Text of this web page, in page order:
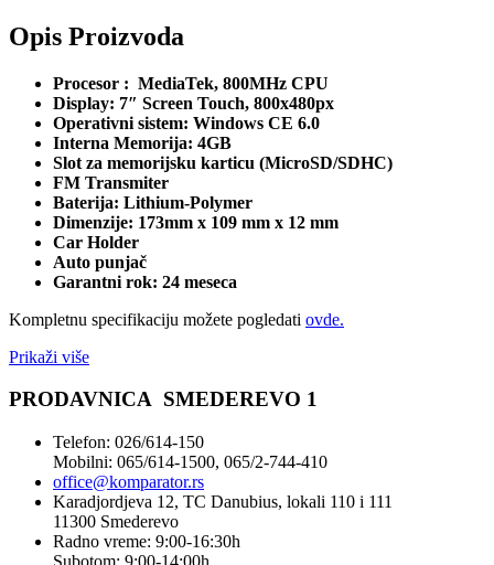
Opis Proizvoda
Procesor : MediaTek, 800MHz CPU
Display: 7″ Screen Touch, 800x480px
Operativni sistem: Windows CE 6.0
Interna Memorija: 4GB
Slot za memorijsku karticu (MicroSD/SDHC)
FM Transmiter
Baterija: Lithium-Polymer
Dimenzije: 173mm x 109 mm x 12 mm
Car Holder
Auto punjač
Garantni rok: 24 meseca
Kompletnu specifikaciju možete pogledati ovde.
Prikaži više
PRODAVNICA SMEDEREVO 1
Telefon: 026/614-150
Mobilni: 065/614-1500, 065/2-744-410
office@komparator.rs
Karadjordjeva 12, TC Danubius, lokali 110 i 111
11300 Smederevo
Radno vreme: 9:00-16:30h
Subotom: 9:00-14:00h